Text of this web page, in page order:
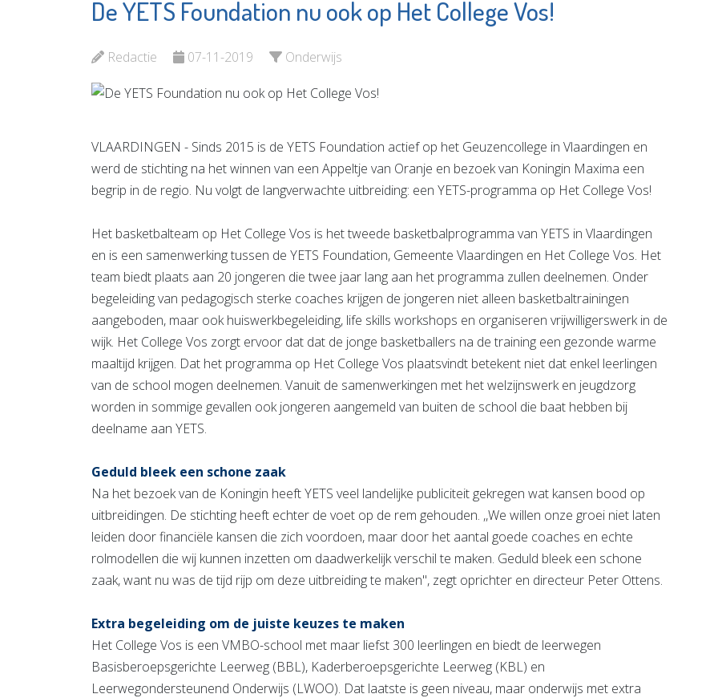
De YETS Foundation nu ook op Het College Vos!
Redactie 07-11-2019 Onderwijs
VLAARDINGEN - Sinds 2015 is de YETS Foundation actief op het Geuzencollege in Vlaardingen en
werd de stichting na het winnen van een Appeltje van Oranje en bezoek van Koningin Maxima een
begrip in de regio. Nu volgt de langverwachte uitbreiding: een YETS-programma op Het College Vos!
Het basketbalteam op Het College Vos is het tweede basketbalprogramma van YETS in Vlaardingen
en is een samenwerking tussen de YETS Foundation, Gemeente Vlaardingen en Het College Vos. Het
team biedt plaats aan 20 jongeren die twee jaar lang aan het programma zullen deelnemen. Onder
begeleiding van pedagogisch sterke coaches krijgen de jongeren niet alleen basketbaltrainingen
aangeboden, maar ook huiswerkbegeleiding, life skills workshops en organiseren vrijwilligerswerk in de
wijk. Het College Vos zorgt ervoor dat dat de jonge basketballers na de training een gezonde warme
maaltijd krijgen. Dat het programma op Het College Vos plaatsvindt betekent niet dat enkel leerlingen
van de school mogen deelnemen. Vanuit de samenwerkingen met het welzijnswerk en jeugdzorg
worden in sommige gevallen ook jongeren aangemeld van buiten de school die baat hebben bij
deelname aan YETS.
Geduld bleek een schone zaak
Na het bezoek van de Koningin heeft YETS veel landelijke publiciteit gekregen wat kansen bood op
uitbreidingen. De stichting heeft echter de voet op de rem gehouden. ,,We willen onze groei niet laten
leiden door financiële kansen die zich voordoen, maar door het aantal goede coaches en echte
rolmodellen die wij kunnen inzetten om daadwerkelijk verschil te maken. Geduld bleek een schone
zaak, want nu was de tijd rijp om deze uitbreiding te maken'', zegt oprichter en directeur Peter Ottens.
Extra begeleiding om de juiste keuzes te maken
Het College Vos is een VMBO-school met maar liefst 300 leerlingen en biedt de leerwegen
Basisberoepsgerichte Leerweg (BBL), Kaderberoepsgerichte Leerweg (KBL) en
Leerwegondersteunend Onderwijs (LWOO). Dat laatste is geen niveau, maar onderwijs met extra
Bekijk de pagina
Aanloophuis De
Groene Luiken
Bekijk de pagina